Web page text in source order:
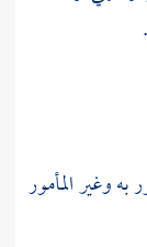
به وغير المأمور